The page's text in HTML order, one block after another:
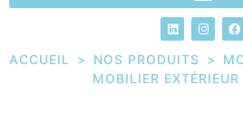
ACCUEIL > NOS PRODUITS >
MOBILIER EXTÉRIEUR